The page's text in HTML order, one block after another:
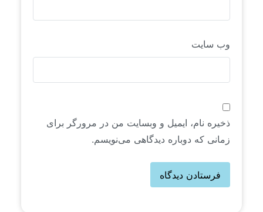
وب‌ سایت
ذخیره نام، ایمیل و وبسایت من در مرورگر برای
زمانی که دوباره دیدگاهی می‌نویسم.